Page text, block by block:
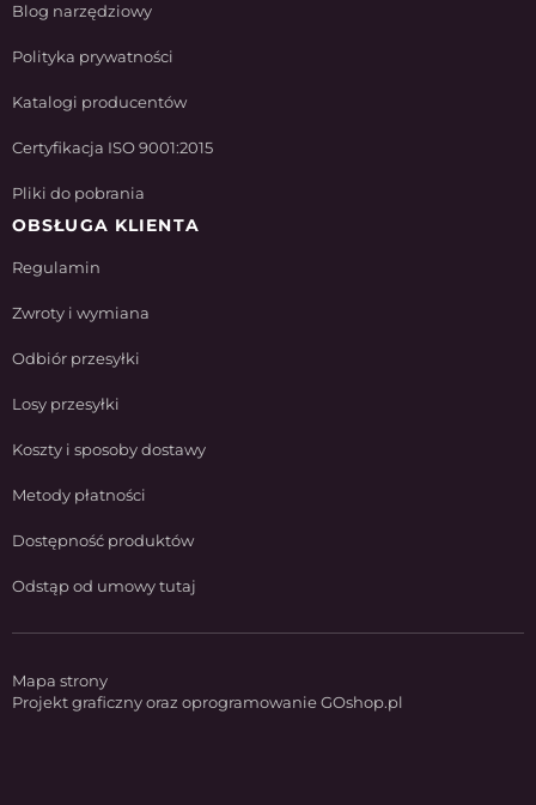
Blog narzędziowy
Polityka prywatności
Katalogi producentów
Certyfikacja ISO 9001:2015
Pliki do pobrania
OBSŁUGA KLIENTA
Regulamin
Zwroty i wymiana
Odbiór przesyłki
Losy przesyłki
Koszty i sposoby dostawy
Metody płatności
Dostępność produktów
Odstąp od umowy tutaj
Mapa strony
Projekt graficzny oraz oprogramowanie GOshop.pl